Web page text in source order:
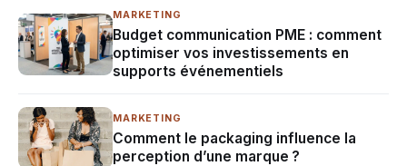
MARKETING
Budget communication PME : comment
optimiser vos investissements en
supports événementiels
MARKETING
Comment le packaging influence la
perception d’une marque ?